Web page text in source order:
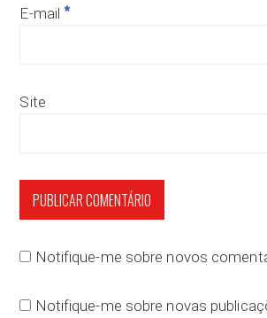
E-mail *
Site
Notifique-me sobre novos
Notifique-me sobre novas